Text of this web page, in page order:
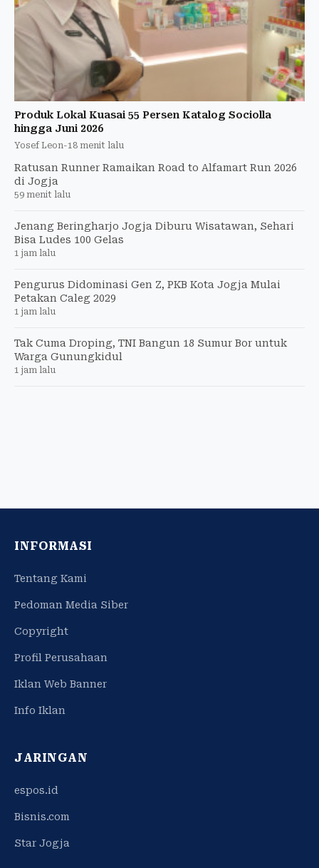
Produk Lokal Kuasai 55 Persen Katalog Sociolla
hingga Juni 2026
Yosef Leon-18 menit lalu
Ratusan Runner Ramaikan Road to Alfamart Run 2026
di Jogja
59 menit lalu
Jenang Beringharjo Jogja Diburu Wisatawan, Sehari
Bisa Ludes 100 Gelas
1 jam lalu
Pengurus Didominasi Gen Z, PKB Kota Jogja Mulai
Petakan Caleg 2029
1 jam lalu
Tak Cuma Droping, TNI Bangun 18 Sumur Bor untuk
Warga Gunungkidul
1 jam lalu
INFORMASI
Tentang Kami
Pedoman Media Siber
Copyright
Profil Perusahaan
Iklan Web Banner
Info Iklan
JARINGAN
espos.id
Bisnis.com
Star Jogja